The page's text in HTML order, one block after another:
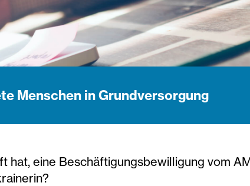
Menschen in Grundversorgung
hat, eine Beschäftigungsbewilligung vom